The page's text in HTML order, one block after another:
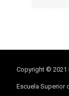
Copyright © 2021
Escuela Superior